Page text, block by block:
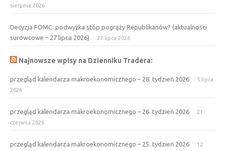
sierpnia 2026
Decyzja FOMC: podwyżka stóp pogrąży Republikanów? (aktualności
surowcowe – 27 lipca 2026)
27 lipca 2026
Najnowsze wpisy na Dzienniku Tradera:
przegląd kalendarza makroekonomicznego – 28. tydzień 2026
5 lipca
2026
przegląd kalendarza makroekonomicznego – 26. tydzień 2026
21
czerwca 2026
przegląd kalendarza makroekonomicznego – 25. tydzień 2026 12